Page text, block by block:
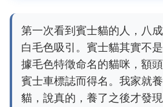
第一次看到賓士貓的人，八
白毛色吸引。賓士貓其實不
據毛色特徵命名的貓咪，額
賓士車標誌而得名。我家就
貓，說真的，養了之後才發